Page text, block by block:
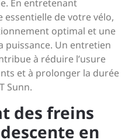
En entretenant
de votre vélo,
optimal et une
puissance. Un entretien
à réduire l’usure
et à prolonger la durée
Sunn.
des freins
en